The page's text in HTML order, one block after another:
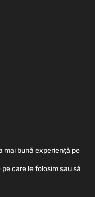
mai bună experiență pe
care le folosim sau să